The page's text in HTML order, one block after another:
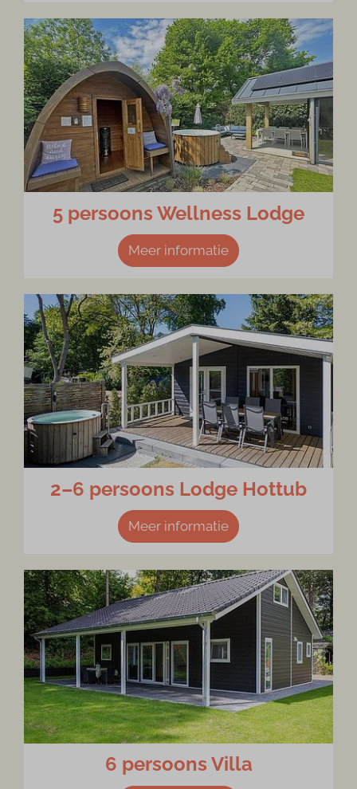
5 persoons Wellness Lodge
Meer informatie
2–6 persoons Lodge Hottub
Meer informatie
6 persoons Villa